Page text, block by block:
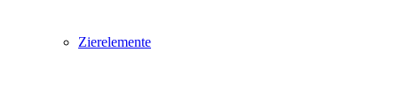
Zierelemente